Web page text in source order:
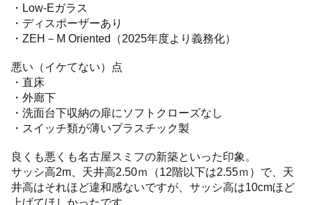
・Low-Eガラス
・ディスポーザーあり
・ZEH－M Oriented（2025年度より義務化）
悪い（イケてない）点
・直床
・外廊下
・洗面台下収納の扉にソフトクローズなし
・スイッチ類が薄いプラスチック製
良くも悪くも名古屋スミフの新築といった印象。
サッシ高2m、天井高2.50ｍ（12階以下は2.55ｍ）で、天
井高はそれほど違和感ないですが、サッシ高は10cmほど
上げてほしかったです。